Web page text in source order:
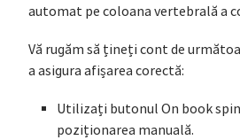
automat pe coloana vertebrală a
Vă rugăm să țineți cont de
a asigura afișarea corectă:
Utilizați butonul On book
poziționarea manuală.